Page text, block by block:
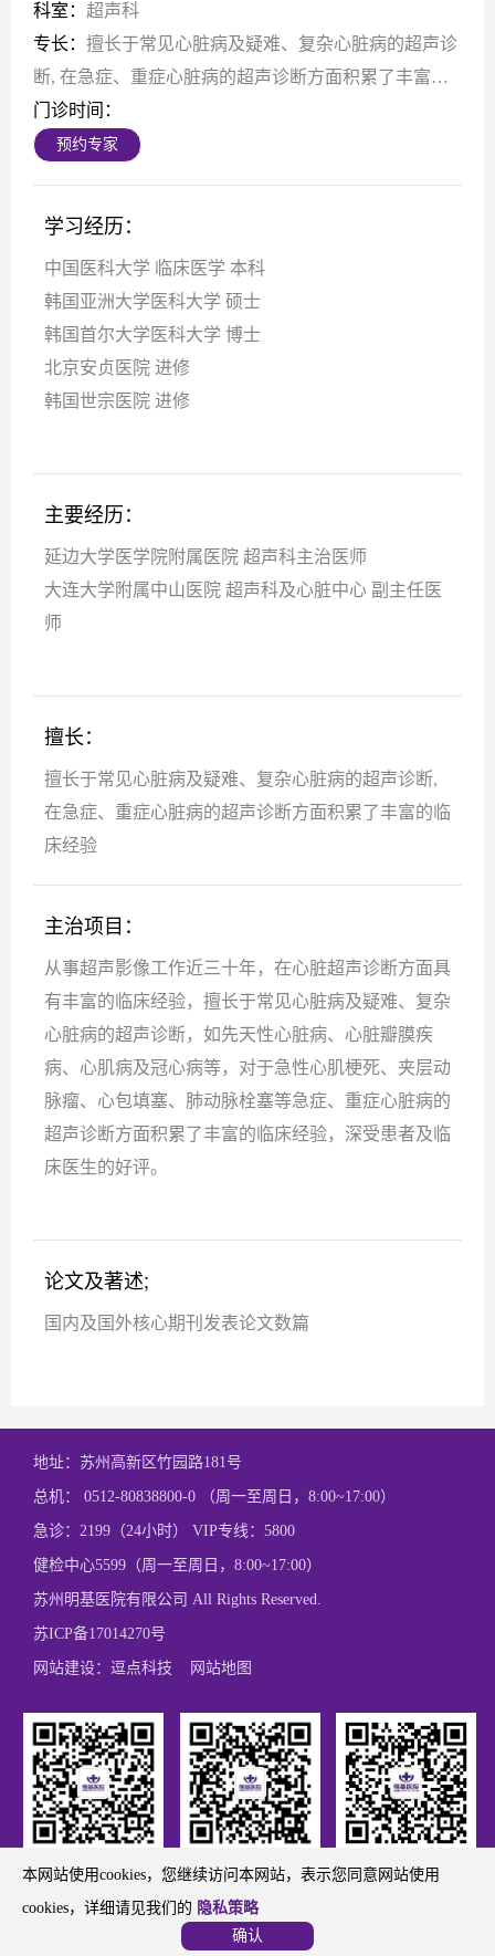
科室： 超声科
专长： 擅长于常见心脏病及疑难、复杂心脏病的超声诊
断, 在急症、重症心脏病的超声诊断方面积累了丰富的
临床经验。
门诊时间：
预约专家
学习经历：
中国医科大学 临床医学 本科
韩国亚洲大学医科大学 硕士
韩国首尔大学医科大学 博士
北京安贞医院 进修
韩国世宗医院 进修
主要经历：
延边大学医学院附属医院 超声科主治医师
大连大学附属中山医院 超声科及心脏中心 副主任医
师
擅长：
擅长于常见心脏病及疑难、复杂心脏病的超声诊断,
在急症、重症心脏病的超声诊断方面积累了丰富的临
床经验
主治项目：
从事超声影像工作近三十年，在心脏超声诊断方面具
有丰富的临床经验，擅长于常见心脏病及疑难、复杂
心脏病的超声诊断，如先天性心脏病、心脏瓣膜疾
病、心肌病及冠心病等，对于急性心肌梗死、夹层动
脉瘤、心包填塞、肺动脉栓塞等急症、重症心脏病的
超声诊断方面积累了丰富的临床经验，深受患者及临
床医生的好评。
论文及著述;
国内及国外核心期刊发表论文数篇
地址：苏州高新区竹园路181号
总机： 0512-80838800-0 （周一至周日，8:00~17:00）
急诊：2199（24小时） VIP专线：5800
健检中心5599（周一至周日，8:00~17:00）
苏州明基医院有限公司 All Rights Reserved.
苏ICP备17014270号
网站建设： 逗点科技 网站地图
官方微信订阅号 官方微信服务号 官方招聘微信订阅号
本网站使用cookies，您继续访问本网站，表示您同意网站使用
cookies，详细请见我们的 隐私策略
确认